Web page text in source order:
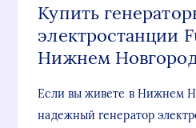
Купить
электростанции
Нижнем
Если вы живете в Нижнем
надежный генератор